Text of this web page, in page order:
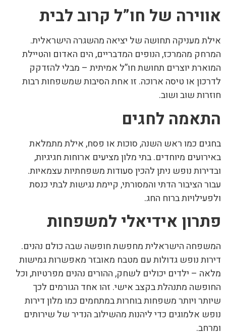
אווירה של חו”ל קרוב לבית
אילת מעניקה תחושה של יציאה מהשגרה הישראלית.
המרחק מהמרכז, הנופים המדבריים, הים האדום והטיילת
המוארת יוצרים תחושת חו”ל אמיתית – מבלי להזדקק
לדרכון או טיסה ארוכה. זו אחת הסיבות שמשפחות רבות
חוזרות שוב ושוב.
התאמה לחגים
בחגים כמו ראש השנה, סוכות או פסח, אילת מתמלאת
באירועים מיוחדים. בתי מלון מציעים ארוחות חגיגיות,
ובדירות נופש ניתן להכין סעודות משפחתיות עצמאיות.
עבור הציבור הדתי והמסורתי, קיימת נגישות לבתי כנסת
ולפעילויות ברוח החג.
פתרון אידיאלי למשפחות
המשפחה הישראלית מחפשת חופשה שבה כולם נהנים.
דירות נופש גדולות עם מטבח מאובזר מאפשרות גמישות
מלאה – ילדים יכולים לשחק, ההורים נהנים מפרטיות, וכל
החופשה מתנהלת בקצב אישי. זהו אחד הגורמים לכך
שיותר ויותר משפחות בוחרות במתחמים כמו מלון דירות
נופש אלמוגים כדי ליהנות מהשילוב הנדיר של שירותים
ומרחב.